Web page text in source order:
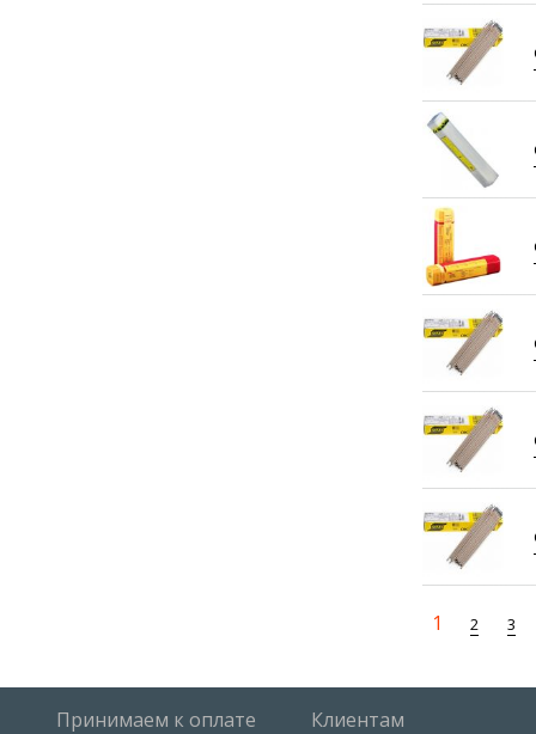
1 2 3
Принимаем к оплате Клиентам